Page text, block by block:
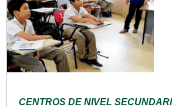
CENTROS DE NIVEL